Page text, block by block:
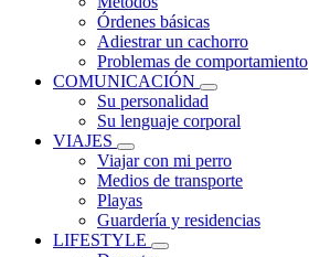
Órdenes básicas
Adiestrar un cachorro
Problemas de comportamiento
COMUNICACIÓN
Su personalidad
Su lenguaje corporal
VIAJES
Viajar con mi perro
Medios de transporte
Playas
Guardería y residencias
LIFESTYLE